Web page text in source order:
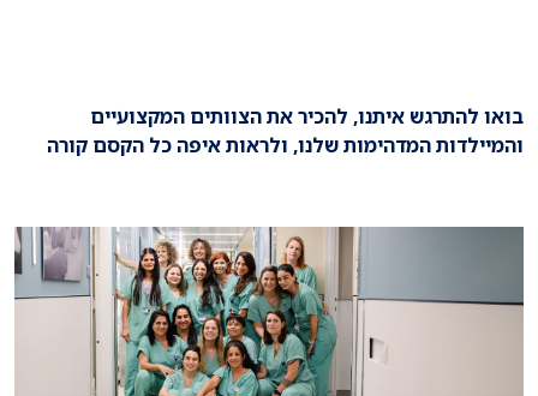
בואו להתרגש איתנו, להכיר את הצוותים המקצועיים
והמיילדות המדהימות שלנו, ולראות איפה כל הקסם קורה